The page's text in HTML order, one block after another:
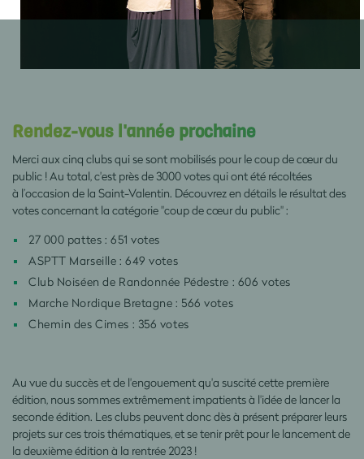
Rendez-vous l'année prochaine
Merci aux cinq clubs qui se sont mobilisés pour le coup decœurdu
public ! Au total, c'est près de 3000 votes qui ont été récoltées
à l’occasion de la Saint-Valentin. Découvrez en détails le résultat des
votes concernant la catégorie "coup de cœur du public" :
27 000 pattes : 651 votes
ASPTT Marseille : 649 votes
Club Noiséen de Randonnée Pédestre : 606 votes
Marche Nordique Bretagne : 566 votes
Chemin des Cimes : 356 votes
Au vue du succès et de l'engouement qu'a suscité cette première
édition, nous sommes extrêmement impatients à l'idée de lancer la
seconde édition. Les clubs peuvent donc dès à présent préparer leurs
projets sur ces trois thématiques, et se tenir prêt pour le lancement de
la deuxième édition à la rentrée 2023 !